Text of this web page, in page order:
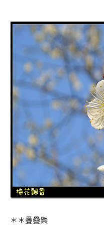
＊＊疊疊樂